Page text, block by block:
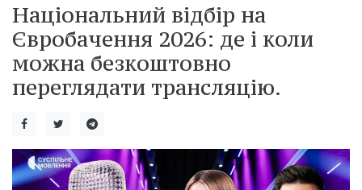
Національний відбір на
Євробачення 2026: де і коли
можна безкоштовно
переглядати трансляцію.